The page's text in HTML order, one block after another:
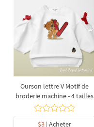
Ourson lettre V Motif de
broderie machine - 4 tailles
$3| Acheter